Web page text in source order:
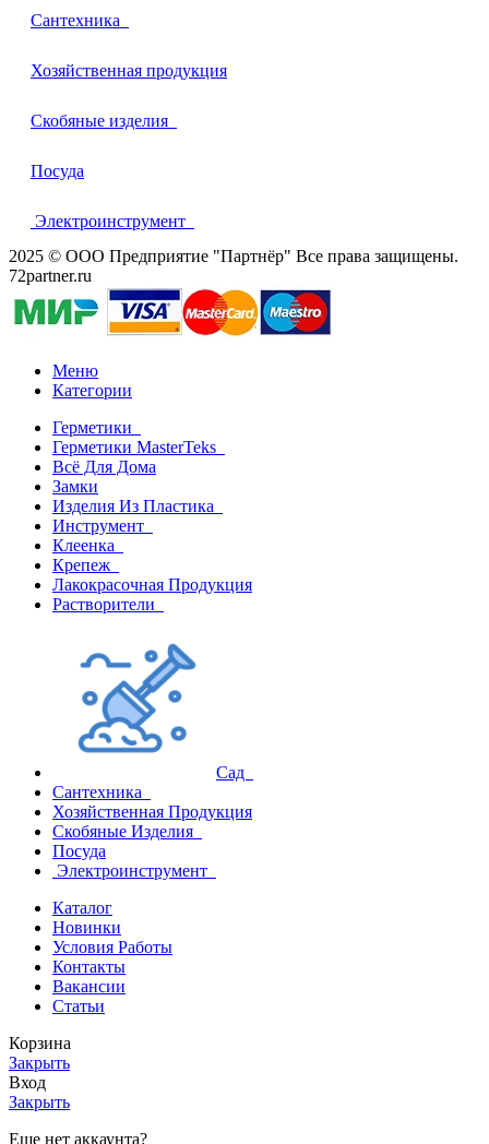
Сантехника
Хозяйственная продукция
Скобяные изделия
Посуда
Электроинструмент
2025 © ООО Предприятие "Партнёр" Все права защищены.
72partner.ru
Меню
Категории
Герметики
Герметики MasterTeks
Всё Для Дома
Замки
Изделия Из Пластика
Инструмент
Клеенка
Крепеж
Лакокрасочная Продукция
Растворители
Сад
Сантехника
Хозяйственная Продукция
Скобяные Изделия
Посуда
Электроинструмент
Каталог
Новинки
Условия Работы
Контакты
Вакансии
Статьи
Корзина
Закрыть
Вход
Закрыть
Еще нет аккаунта?